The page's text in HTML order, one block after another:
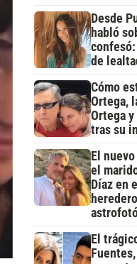
Desde
habló
de
Cómo
Ortega,
Ortega y
tras su
El
el
Díaz en
El